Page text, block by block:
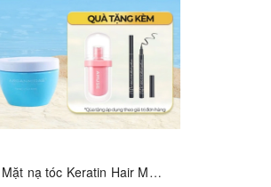
Mặt nạ tóc Keratin Hair Mask Arganmidas